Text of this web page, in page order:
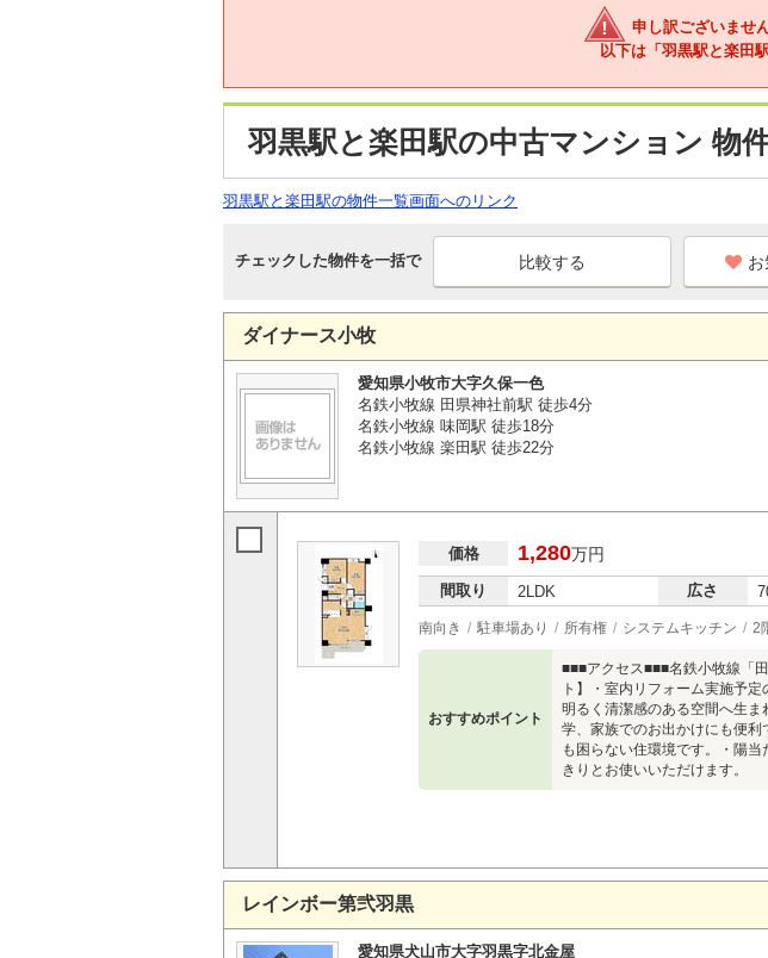
申し訳ございませ
以下は「羽黒駅と楽田
羽黒駅と楽田駅の中古マンション 物
羽黒駅と楽田駅の物件一覧画面へのリンク
チェックした物件を一括で
ダイナース小牧
愛知県小牧市大字久保一色
名鉄小牧線 田県神社前駅 徒歩4分
名鉄小牧線 味岡駅 徒歩18分
名鉄小牧線 楽田駅 徒歩22分
価格 1,280万円
間取り 2LDK 広さ
南向き 駐車場あり 所有権 システムキッチン 2
おすすめポイント
■■■アクセス■■■名鉄小牧線「
ト】・室内リフォーム実施予
明るく清潔感のある空間へ生
学、家族でのお出かけにも便
も困らない住環境です。・陽
きりとお使いいただけます。
レインボー第弐羽黒
愛知県犬山市大字羽黒字北金屋